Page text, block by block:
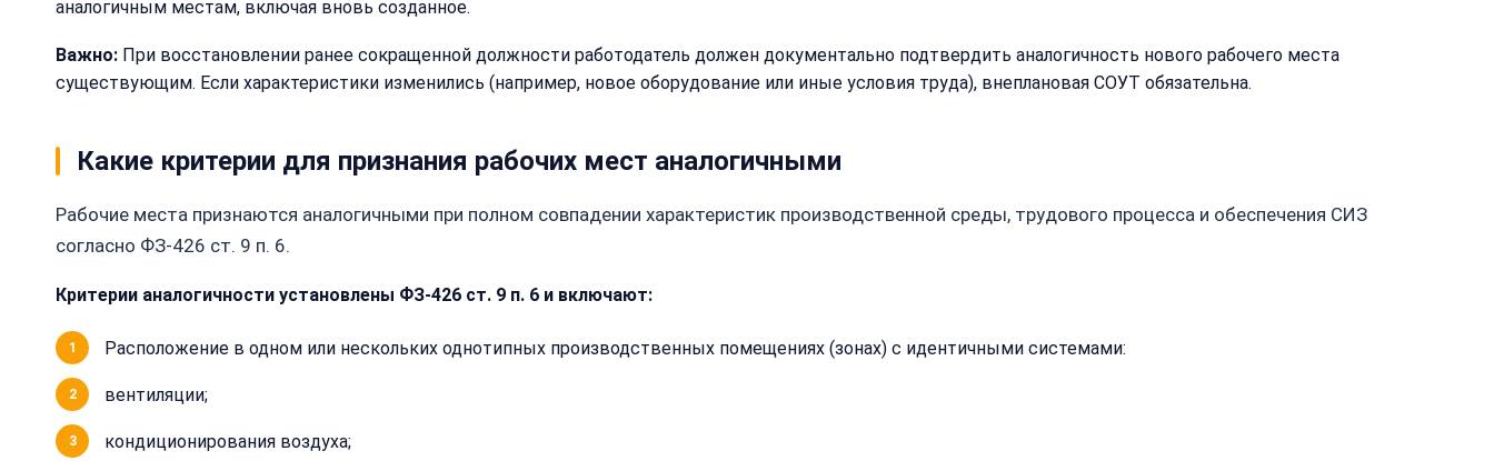
аналогичным местам, включая вновь созданное.
Важно: При восстановлении ранее сокращенной должности работодатель должен документально подтвердить аналогичность нового рабочего места
существующим. Если характеристики изменились (например, новое оборудование или иные условия труда), внеплановая СОУТ обязательна.
Какие критерии для признания рабочих мест аналогичными
Рабочие места признаются аналогичными при полном совпадении характеристик производственной среды, трудового процесса и обеспечения СИЗ
согласно ФЗ-426 ст. 9 п. 6.
Критерии аналогичности установлены ФЗ-426 ст. 9 п. 6 и включают:
Расположение в одном или нескольких однотипных производственных помещениях (зонах) с идентичными системами:
вентиляции;
кондиционирования воздуха;